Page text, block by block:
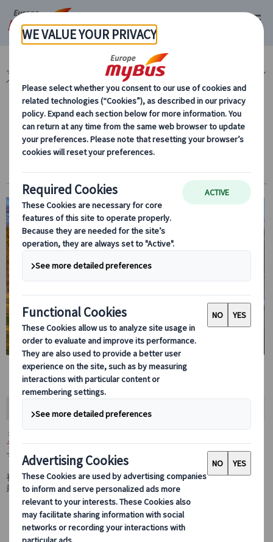
マイバス・ヨーロッパ ドイツ (28) ミュンヘン (9)
ミュン
ヘン市内観光 (3)
【プライベートツアー】ミュンヘン半日観光
｜日本語ガイド貸切＆公共交通機関1日乗車
ミュンヘン観光を効率よく楽しむなら、専属の日本語ガイド付きプ
ライベートツアーがおすすめ。
マリエン広場や旧市街をはじめとする
ミュンヘンの主要観光スポッ
を、ベテランガイドの解説とともに
半日で巡ります。
初めての方はもちろん、限られた時間で充実した観光をしたい方に
最適です。
日本語ガイドを貸切｜自由にアレンジ可能なミ
ュンヘンプライベート観光